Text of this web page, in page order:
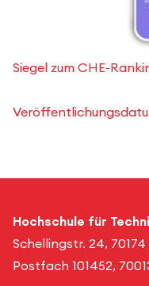
Siegel zum CHE-
Hochschule für
Schellingstr. 24,
Postfach 101452,